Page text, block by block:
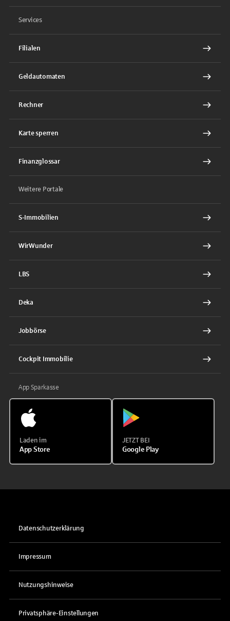
Services
Filialen
Geldautomaten
Rechner
Karte sperren
Finanzglossar
Weitere Portale
S-Immobilien
WirWunder
LBS
Deka
Jobbörse
Cockpit Immobilie
App Sparkasse
Laden im
App Store
JETZT BEI
Google Play
Datenschutzerklärung
Impressum
Nutzungshinweise
Privatsphäre-Einstellungen